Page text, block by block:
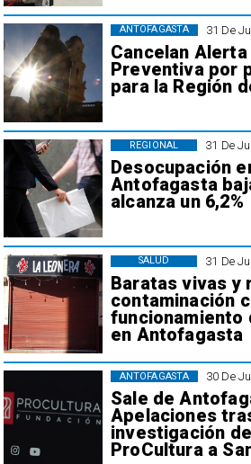
31 De
Cancelan Alerta
Preventiva por
para la Región
ANTOFAGASTA
31 De
Desocupación
Antofagasta
alcanza un 6,2%
REGIONAL
31 De
Baratas vivas y
contaminación
funcionamiento
en Antofagasta
SALUD
30 De
Sale de
Apelaciones
investigación
ProCultura a
ANTOFAGASTA